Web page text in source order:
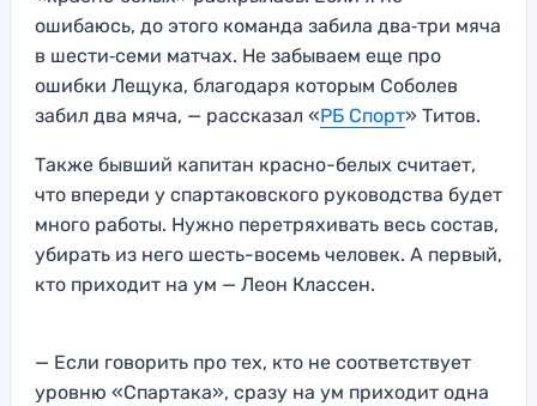
ошибаюсь, до этого команда забила два‑три мяча
в шести‑семи матчах. Не забываем еще про
ошибки Лещука, благодаря которым Соболев
забил два мяча, — рассказал «РБ Спорт» Титов.
Также бывший капитан красно-белых считает,
что впереди у спартаковского руководства будет
много работы. Нужно перетряхивать весь состав,
убирать из него шесть-восемь человек. А первый,
кто приходит на ум — Леон Классен.
— Если говорить про тех, кто не соответствует
уровню «Спартака», сразу на ум приходит одна